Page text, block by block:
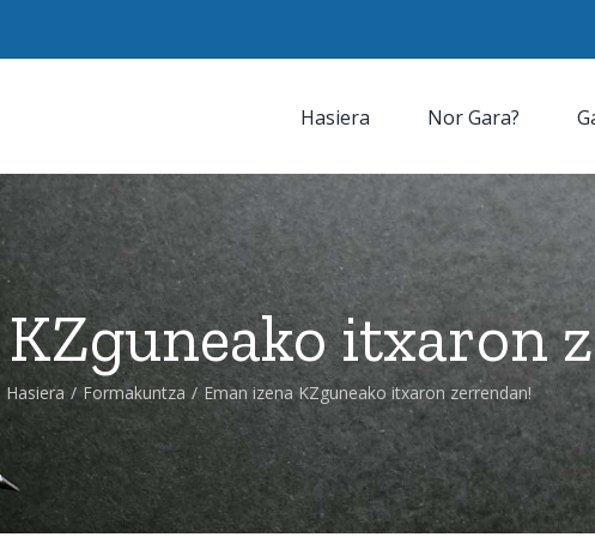
Hasiera Nor Gara?
itxaron
Hasiera / Formakuntza / Eman izena KZguneako itxaron zerrendan!